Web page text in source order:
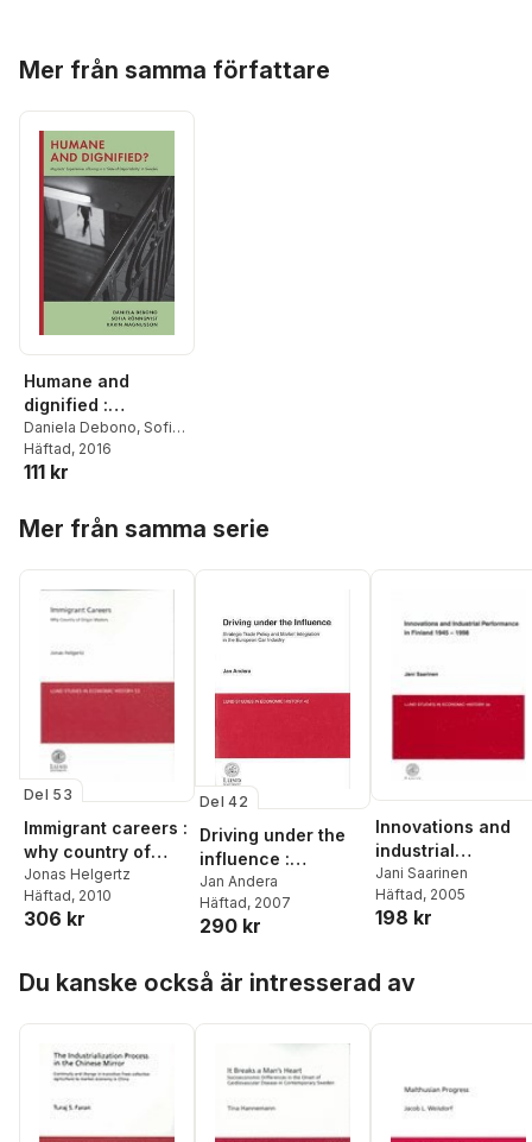
Mer från samma författare
Humane and
dignified :
migrants’
experiences of
living in a ‘state of
Sweden
Daniela Debono, Sofia
Rönnqvist,Karin
Magnusson
Häftad, 2016
111 kr
Mer från samma serie
Del 53
Immigrant careers :
why country of
origin matters
Jonas Helgertz
Häftad, 2010
306 kr
Del 42
Driving under the
influence :
strategic trade
policy and market
integration in the
industry
Jan Andera
Häftad, 2007
290 kr
Innovations and
industrial
performance in
Finland 1945-
Jani Saarinen
Häftad, 2005
198 kr
Du kanske också är intresserad av